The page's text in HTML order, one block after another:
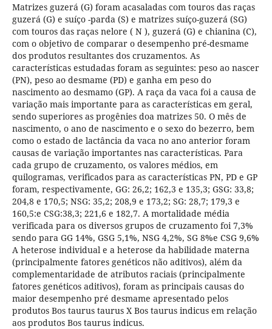
Matrizes guzerá (G) foram acasaladas com touros das raças
guzerá (G) e suíço -parda (S) e matrizes suíço-guzerá (SG)
com touros das raças nelore ( N ), guzerá (G) e chianina (C),
com o objetivo de comparar o desempenho pré-desmame
dos produtos resultantes dos cruzamentos. As
características estudadas foram as seguintes: peso ao nascer
(PN), peso ao desmame (PD) e ganha em peso do
nascimento ao desmamo (GP). A raça da vaca foi a causa de
variação mais importante para as características em geral,
sendo superiores as progênies doa matrizes 50. O mês de
nascimento, o ano de nascimento e o sexo do bezerro, bem
como o estado de lactância da vaca no ano anterior foram
causas de variação importantes nas características. Para
cada grupo de cruzamento, os valores médios, em
quilogramas, verificados para as características PN, PD e GP
foram, respectivamente, GG: 26,2; 162,3 e 135,3; GSG: 33,8;
204,8 e 170,5; NSG: 35,2; 208,9 e 173,2; SG: 28,7; 179,3 e
160,5:e CSG:38,3; 221,6 e 182,7. A mortalidade média
verificada para os diversos grupos de cruzamento foi 7,3%
sendo para GG 14%, GSG 5,1%, NSG 4,2%, SG 8%e CSG 9,6%
A heterose individual e a heterose da habilidade materna
(principalmente fatores genéticos não aditivos), além da
complementaridade de atributos raciais (principalmente
fatores genéticos aditivos), foram as principais causas do
maior desempenho pré desmame apresentado pelos
produtos Bos taurus taurus X Bos taurus indicus em relação
aos produtos Bos taurus indicus.